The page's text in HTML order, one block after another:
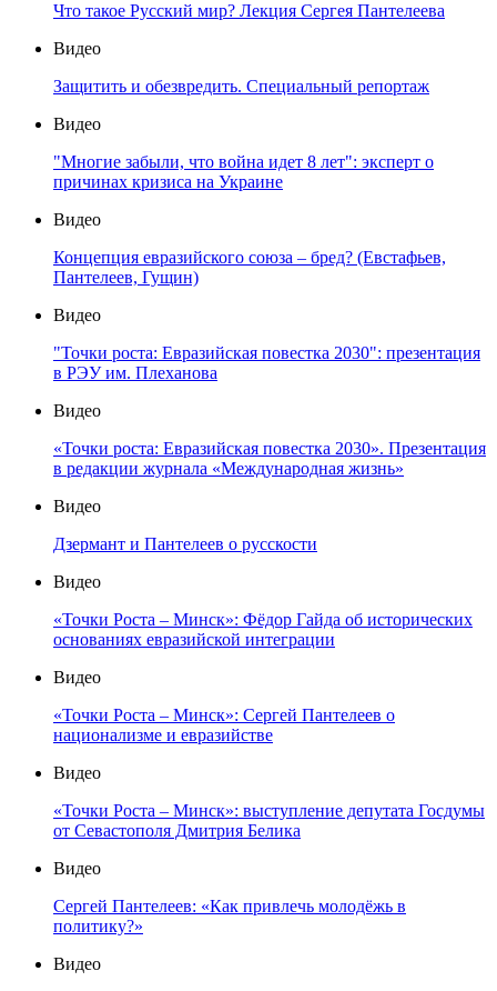
Что такое Русский мир? Лекция Сергея Пантелеева
Видео
Защитить и обезвредить. Специальный репортаж
Видео
"Многие забыли, что война идет 8 лет": эксперт о
причинах кризиса на Украине
Видео
Концепция евразийского союза – бред? (Евстафьев,
Пантелеев, Гущин)
Видео
"Точки роста: Евразийская повестка 2030": презентация
в РЭУ им. Плеханова
Видео
«Точки роста: Евразийская повестка 2030». Презентация
в редакции журнала «Международная жизнь»
Видео
Дзермант и Пантелеев о русскости
Видео
«Точки Роста – Минск»: Фёдор Гайда об исторических
основаниях евразийской интеграции
Видео
«Точки Роста – Минск»: Сергей Пантелеев о
национализме и евразийстве
Видео
«Точки Роста – Минск»: выступление депутата Госдумы
от Севастополя Дмитрия Белика
Видео
Сергей Пантелеев: «Как привлечь молодёжь в
политику?»
Видео